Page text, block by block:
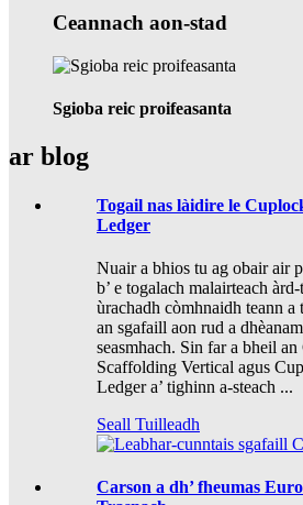
Ceannach aon-stad
Sgioba reic proifeasanta
ar blog
Togail nas làidire le
Ledger
Nuair a bhios tu ag obair air
b’ e togalach malairteach
ùrachadh còmhnaidh teann a
an sgafaill aon rud a
seasmhach. Sin far a bheil
Scaffolding Vertical agus
Ledger a’ tighinn a-steach ...
Seall Tuilleadh
Carson a dh’ fheumas